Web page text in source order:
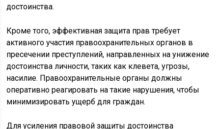
достоинства.
Кроме того, эффективная защита прав требует
активного участия правоохранительных органов в
пресечении преступлений, направленных на унижение
достоинства личности, таких как клевета, угрозы,
насилие. Правоохранительные органы должны
оперативно реагировать на такие нарушения, чтобы
минимизировать ущерб для граждан.
Для усиления правовой защиты достоинства